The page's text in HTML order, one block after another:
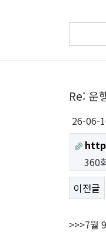
Re: 운
26-06-
360
이전글
>>>7월